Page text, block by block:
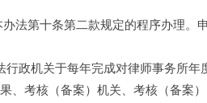
法第十条第二款规定的程序办理。
政机关于每年完成对律师事务所
、考核（备案）机关、考核（备案